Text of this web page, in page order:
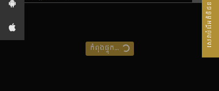
កំពុងផ្ទុក...
សេវាបំរើអតិថិជន